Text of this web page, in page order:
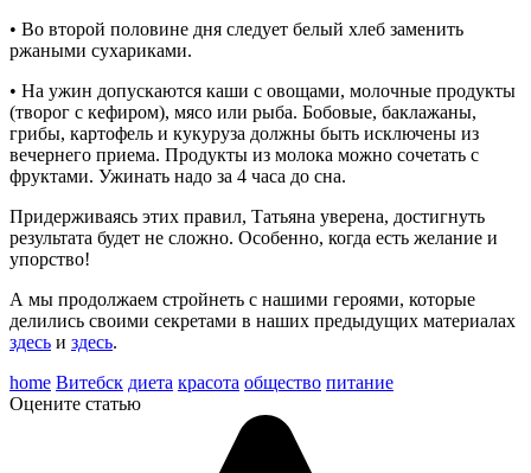
• Во второй половине дня следует белый хлеб заменить
ржаными сухариками.
• На ужин допускаются каши с овощами, молочные продукты
(творог с кефиром), мясо или рыба. Бобовые, баклажаны,
грибы, картофель и кукуруза должны быть исключены из
вечернего приема. Продукты из молока можно сочетать с
фруктами. Ужинать надо за 4 часа до сна.
Придерживаясь этих правил, Татьяна уверена, достигнуть
результата будет не сложно. Особенно, когда есть желание и
упорство!
А мы продолжаем стройнеть с нашими героями, которые
делились своими секретами в наших предыдущих материалах
здесь и здесь.
home Витебск диета красота общество питание
Оцените статью